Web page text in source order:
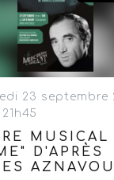
23 septembre
MUSICAL
D'APRÈS